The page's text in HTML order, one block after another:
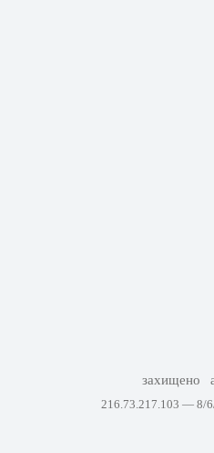
захищено
216.73.217.103 — 8/